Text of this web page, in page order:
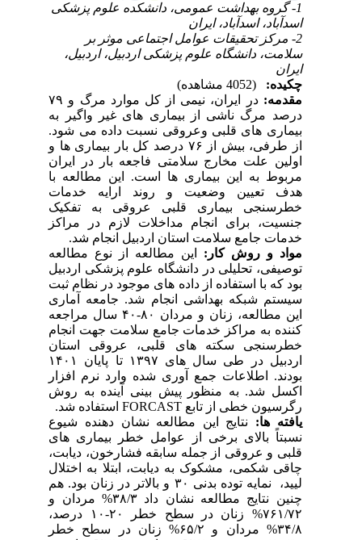
1- گروه بهداشت عمومی، دانشکده علوم پزشکی
اسدآباد، اسدآباد، ایران
2- مرکز تحقیقات عوامل اجتماعی موثر بر
سلامت، دانشگاه علوم پزشکی اردبیل، اردبیل،
ایران
چکیده:
مقدمه:
در ایران، نیمی از کل موارد مرگ و ۷۹
درصد مرگ ناشی از بیماری های غیر واگیر به
بیماری های قلبی وعروقی نسبت داده می شود.
از طرفی، بیش از ۷۶ درصد کل بار بیماری ها و
اولین علت مخارج سلامتی فاجعه بار در ایران
مربوط به این بیماری ها است. این مطالعه با
هدف تعیین وضعیت و روند ارایه خدمات
خطرسنجی بیماری قلبی عروقی به تفکیک
جنسیت، برای انجام مداخلات لازم در مراکز
خدمات جامع سلامت استان اردبیل انجام شد.
مواد و روش کار:این مطالعه از نوع مطالعه
توصیفی، تحلیلی در دانشگاه علوم پزشکی اردبیل
بود که با استفاده از داده های موجود در نظام ثبت
سیستم شبکه بهداشی انجام شد. جامعه آماری
این مطالعه، زنان و مردان ۸۰-۴۰ سال مراجعه
کننده به مراکز خدمات جامع سلامت جهت انجام
خطرسنجی سکته های قلبی، عروقی استان
اردبیل در طی سال های ۱۳۹۷ تا پایان ۱۴۰۱
بودند. اطلاعات جمع آوری شده وارد نرم افزار
اکسل شد. به منظور پیش بینی آینده به روش
رگرسیون خطی از تابع FORCAST استفاده شد.
یافته ها:نتایج این مطالعه نشان دهنده شیوع
نسبتاً بالای برخی از عوامل خطر بیماری های
قلبی و عروقی از جمله سابقه فشارخون، دیابت،
چاقی شکمی، مشکوک به دیابت، ابتلا به اختلال
لیید، نمایه توده بدنی ۳۰ و بالاتر در زنان بود. هم
چنین نتایج مطالعه نشان داد ۳۸/۳% مردان و
۷۶۱/۷۲% زنان در سطح خطر ۲۰-۱۰ درصد،
۳۴/۸% مردان و ۶۵/۲% زنان در سطح خطر